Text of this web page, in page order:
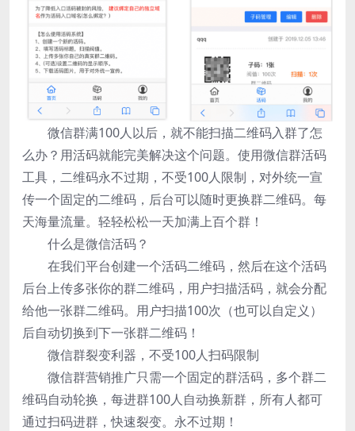
微信群满100人以后，就不能扫描二维码入群了怎
么办？用活码就能完美解决这个问题。使用微信群活码
工具，二维码永不过期，不受100人限制，对外统一宣
传一个固定的二维码，后台可以随时更换群二维码。每
天海量流量。轻轻松松一天加满上百个群！
什么是微信活码？
在我们平台创建一个活码二维码，然后在这个活码
后台上传多张你的群二维码，用户扫描活码，就会分配
给他一张群二维码。用户扫描100次（也可以自定义）
后自动切换到下一张群二维码！
微信群裂变利器，不受100人扫码限制
微信群营销推广只需一个固定的群活码，多个群二
维码自动轮换，每进群100人自动换新群，所有人都可
通过扫码进群，快速裂变。永不过期！